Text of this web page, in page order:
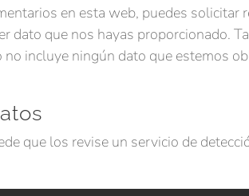
en esta web, puedes
dato que nos hayas proporcionado.
incluye ningún dato que estemos
que los revise un servicio de